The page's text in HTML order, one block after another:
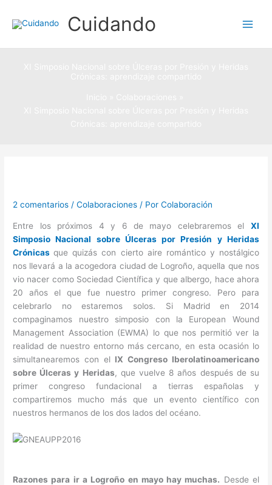
Cuidando
2 comentarios /Colaboraciones / PorColaboración
Entre los próximos 4 y 6 de mayo celebraremos el XI
Simposio Nacional sobre Úlceras por Presión y Heridas
Crónicas que quizás con cierto aire romántico y nostálgico
nos llevará a la acogedora ciudad de Logroño, aquella que nos
vio nacer como Sociedad Científica y que albergo, hace ahora
20 años el que fue nuestro primer congreso. Pero para
celebrarlo no estaremos solos. Si Madrid en 2014
compaginamos nuestro simposio con la European Wound
Management Association (EWMA) lo que nos permitió ver la
realidad de nuestro entorno más cercano, en esta ocasión lo
simultanearemos con el IX Congreso Iberolatinoamericano
sobre Úlceras y Heridas, que vuelve 8 años después de su
primer congreso fundacional a tierras españolas y
compartiremos mucho más que un evento científico con
nuestros hermanos de los dos lados del océano.
Razones para ir a Logroño en mayo hay muchas. Desde el